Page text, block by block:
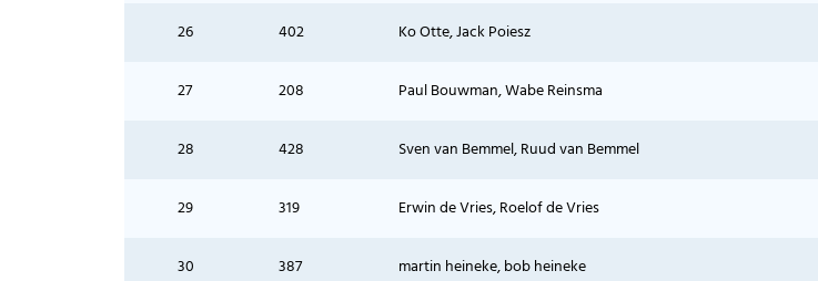
26 402 Ko Otte, Jack Poiesz
27 208 Paul Bouwman, Wabe Reinsma
28 428 Sven van Bemmel, Ruud van Bemmel
29 319 Erwin de Vries, Roelof de Vries
30 387 martin heineke, bob heineke